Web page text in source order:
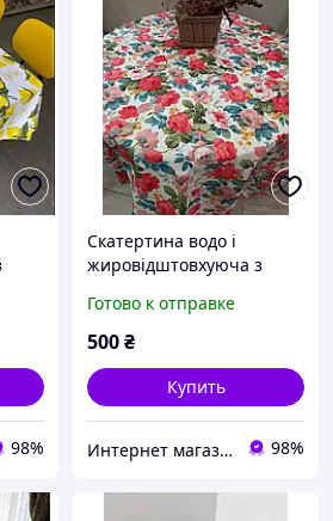
98%
Скатертина водо і
жировідштовхуюча з
100*150, усі розміри
Готово к отправке
500₴
Купить
Интернет магазин Уютный дом/Затишна домівка 98%